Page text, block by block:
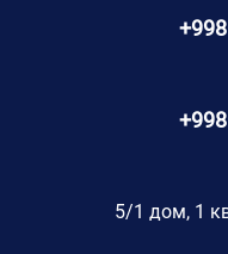
5/1 дом, 1